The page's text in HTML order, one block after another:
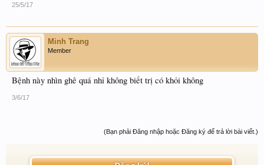
25/5/17
Minh Trang
Member
Bệnh này nhìn ghê quá nhỉ không biết trị có khỏi không
3/6/17
(Bạn phải Đăng nhập hoặc Đăng ký để trả lời bài viết.)